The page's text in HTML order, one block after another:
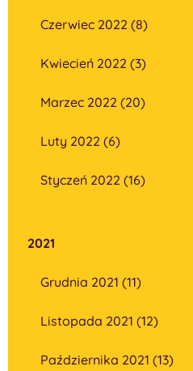
Czerwiec 2022 (8)
Kwiecień 2022 (3)
Marzec 2022 (20)
Luty 2022 (6)
Styczeń 2022 (16)
2021
Grudnia 2021 (11)
Listopada 2021 (12)
Października 2021 (13)